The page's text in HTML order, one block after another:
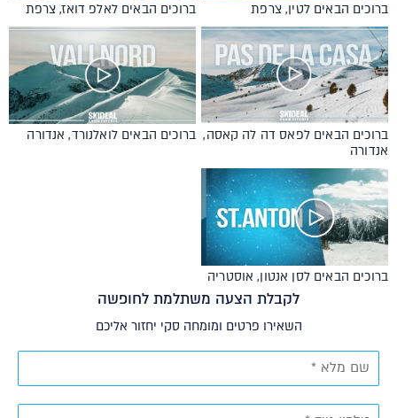
ברוכים הבאים לטין, צרפת ברוכים הבאים לאלפ דואז, צרפת
ברוכים הבאים לפאס דה לה קאסה,
אנדורה
ברוכים הבאים לואלנורד, אנדורה
ברוכים הבאים לסן אנטון, אוסטריה
לקבלת הצעה משתלמת לחופשה
השאירו פרטים ומומחה סקי יחזור אליכם